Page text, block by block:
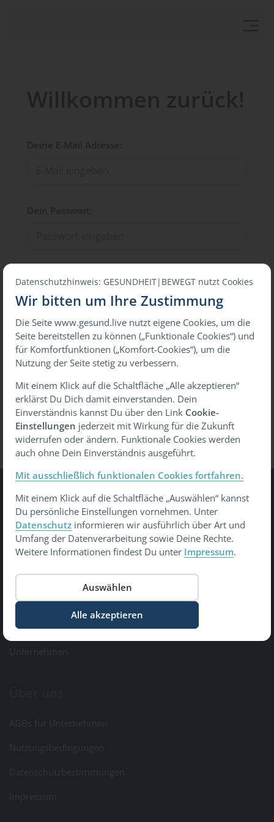
oder
Mit einmaligem Link anmelden
Passwort vergessen?Wiederherstellen
Gesundheit Bewegt
Tu was - gesund leben, gesund arbeiten, gesund älter
werden
All Rights Reserved
Informationen
Kontakt & Feedback
Unternehmen
AGBs für Unternehmen
Nutzungsbedingungen
Datenschutzbestimmungen
Impressum
Datenschutzhinweis: GESUNDHEIT|BEWEGT nutzt Cookies
Wir bitten um Ihre Zustimmung
Die Seite www.gesund.live nutzt eigene Cookies, um die
Seite bereitstellen zu können („Funktionale Cookies“) und
für Komfortfunktionen („Komfort-Cookies“), um die
Nutzung der Seite stetig zu verbessern.
Mit einem Klick auf die Schaltfläche „Alle akzeptieren“
erklärst Du Dich damit einverstanden. Dein
Einverständnis kannst Du über den Link Cookie-
Einstellungen jederzeit mit Wirkung für die Zukunft
widerrufen oder ändern. Funktionale Cookies werden
auch ohne Dein Einverständnis ausgeführt.
Mit ausschließlich funktionalen Cookies fortfahren.
Mit einem Klick auf die Schaltfläche „Auswählen“ kannst
Du persönliche Einstellungen vornehmen. Unter
Datenschutz informieren wir ausführlich über Art und
Umfang der Datenverarbeitung sowie Deine Rechte.
Weitere Informationen findest Du unter Impressum.